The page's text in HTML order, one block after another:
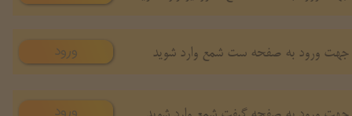
جهت ورود به صفحه ست شمع وارد شوید ورود